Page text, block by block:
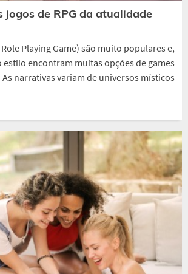
jogos de RPG da atualidade
Role Playing Game) são muito populares e,
estilo encontram muitas opções de games
As narrativas variam de universos místicos